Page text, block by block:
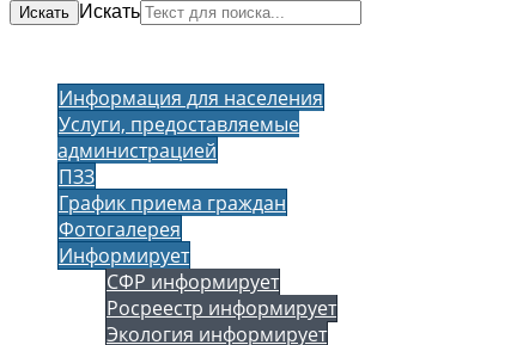
Искать Искать
Информация для населения
Услуги, предоставляемые
администрацией
ПЗЗ
График приема граждан
Фотогалерея
Информирует
СФР информирует
Росреестр информирует
Экология информирует